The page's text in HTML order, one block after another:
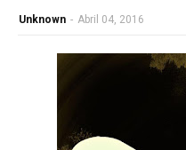
Unknown - Abril 04, 2016